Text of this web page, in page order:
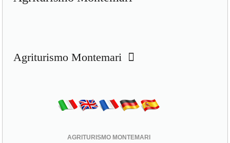
Agriturismo Montemari
AGRITURISMO MONTEMARI